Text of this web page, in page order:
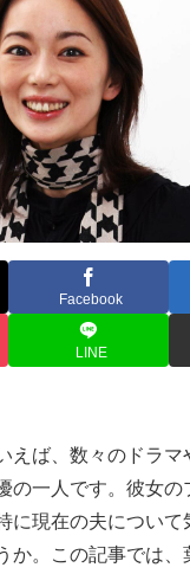
Facebook
LINE
えば、数々のドラマ
の一人です。彼女の
に現在の夫について
か。この記事では、